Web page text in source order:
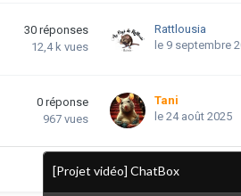
30 réponses
12,4 k vues
Rattlousia
le 9 septembre
0 réponse
967 vues
Tani
le 24 août 2025
[Projet vidéo] ChatBox